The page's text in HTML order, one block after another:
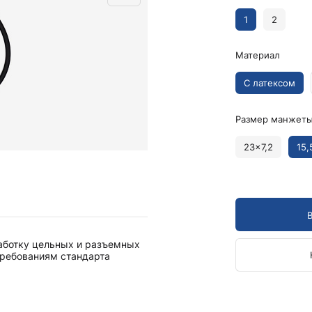
Камертоны и наборы
Запасные части к медицинским светильникам
Пульсоксиметры ri-fox N
Термометры и аксессуары
цельных и разъемных
стандарта
1 2
Материал
С латексом
Размер
23x7,2